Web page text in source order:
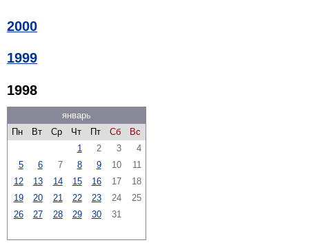
2000
1999
1998
январь
Пн
Вт Ср Чт Пт Сб
Вс
1
2 3
4
5
6 7 8 9 10
11
12
13 14 15 16 17
18
19
20 21 22 23 24
25
26
27 28 29 30 31